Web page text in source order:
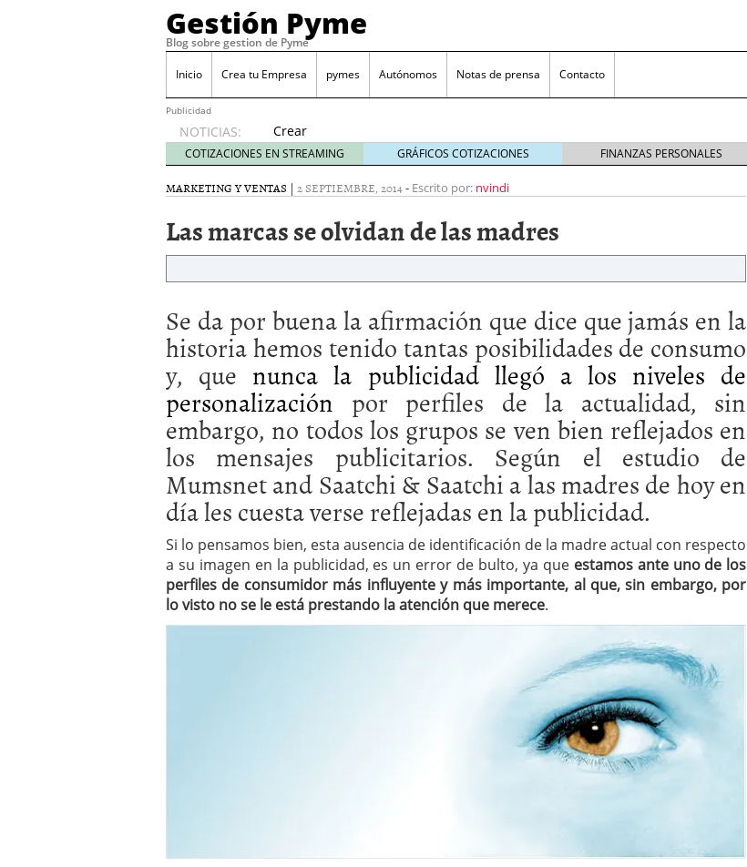
Gestión Pyme
Blog sobre gestion de Pyme
Inicio Crea tu Empresa pymes Autónomos Notas de prensa Contacto
Publicidad
NOTICIAS:
Crear
empresa
online vs
proceso
reales
para
2026
Sobres de cartón: una inversión rentable para las pymes que venden online
septiembre 4, 2025
Cómo convertir tu negocio en un ecommerce exitoso
junio 20, 2025
Los CRM: Impulsores de la Transformación Empresarial mayo 14, 2025
Reubicación internacional: guía rápida para trasladar empleados sin
abril 10, 2025
COTIZACIONES EN STREAMING GRÁFICOS COTIZACIONES FINANZAS PERSONALES
MARKETING Y VENTAS | 2 SEPTIEMBRE, 2014- Escrito por: nvindi
Las marcas se olvidan de las madres
Se da por buena la afirmación que dice que jamás en la
historia hemos tenido tantas posibilidades de consumo
y, que nunca la publicidad llegó a los niveles de
personalización por perfiles de la actualidad, sin
embargo, no todos los grupos se ven bien reflejados en
los mensajes publicitarios. Según el estudio de
Mumsnet and Saatchi & Saatchi a las madres de hoy en
día les cuesta verse reflejadas en la publicidad.
Si lo pensamos bien, esta ausencia de identificación de la madre actual con respecto
a su imagen en la publicidad, es un error de bulto, ya que estamos ante uno de los
perfiles de consumidor más influyente y más importante, al que, sin embargo, por
lo visto no se le está prestando la atención que merece.